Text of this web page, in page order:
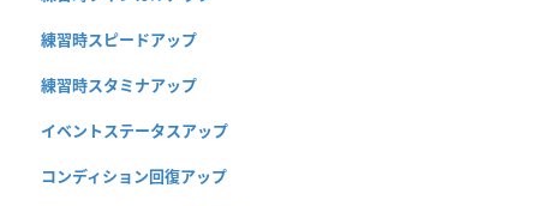
練習時スピードアップ
練習時スタミナアップ
イベントステータスアップ
コンディション回復アップ